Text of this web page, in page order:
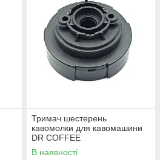
Тримач шестерень
кавомолки для кавомашини
DR COFFEE
В наявності